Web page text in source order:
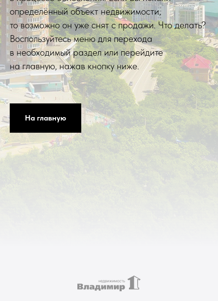
определённый объект недвижимости,
то возможно он уже снят с продажи. Что делать?
Воспользуйтесь меню для перехода
в необходимый раздел или перейдите
на главную, нажав кнопку ниже.
На главную